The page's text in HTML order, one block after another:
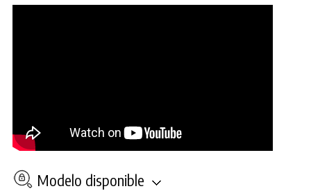
Modelo disponible